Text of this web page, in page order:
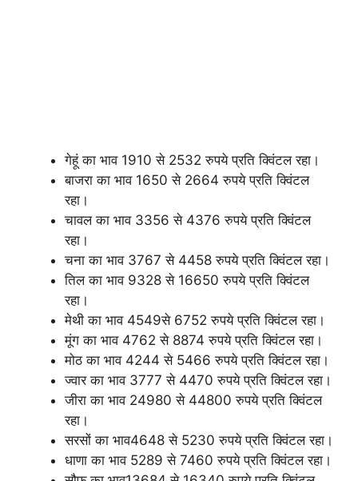
गेहूं का भाव 1910 से 2532 रुपये प्रति क्विंटल रहा।
बाजरा का भाव 1650 से 2664 रुपये प्रति क्विंटल
रहा।
चावल का भाव 3356 से 4376 रुपये प्रति क्विंटल
रहा।
चना का भाव 3767 से 4458 रुपये प्रति क्विंटल रहा।
तिल का भाव 9328 से 16650 रुपये प्रति क्विंटल
रहा।
मेथी का भाव 4549से 6752 रुपये प्रति क्विंटल रहा।
मूंग का भाव 4762 से 8874 रुपये प्रति क्विंटल रहा।
मोठ का भाव 4244 से 5466 रुपये प्रति क्विंटल रहा।
ज्वार का भाव 3777 से 4470 रुपये प्रति क्विंटल रहा।
जीरा का भाव 24980 से 44800 रुपये प्रति क्विंटल
रहा।
सरसों का भाव4648 से 5230 रुपये प्रति क्विंटल रहा।
धाणा का भाव 5289 से 7460 रुपये प्रति क्विंटल रहा।